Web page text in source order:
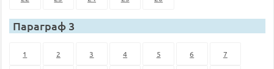
Параграф 3
1 2 3 4 5 6 7